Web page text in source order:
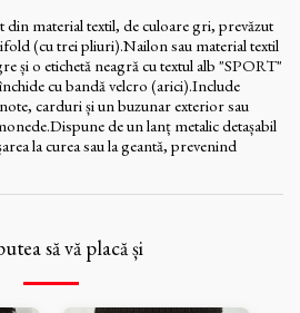
material textil, de culoare gri, prevăzut
(cu trei pliuri).Nailon sau material textil
și o etichetă neagră cu textul alb "SPORT"
cu bandă velcro (arici).Include
carduri și un buzunar exterior sau
de un lanț metalic detașabil
la curea sau la geantă, prevenind
să vă placă și